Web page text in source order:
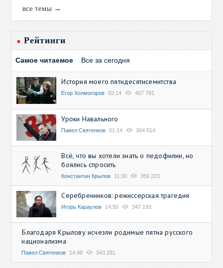
все темы →
Рейтинги
Самое читаемое Все за сегодня
История моего пятидесятисемитства
Егор Холмогоров 02:14 407 781
Уроки Навального
Павел Святенков 01:14 364 514
Всё, что вы хотели знать о педофилии, но
боялись спросить
Константин Крылов 11:30 359 223
Серебренников: режиссерская трагедия
Игорь Караулов 14:50 347 193
Благодаря Крылову исчезли родимые пятна русского
национализма
Павел Святенков 14:48 343 281